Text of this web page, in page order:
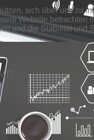
sich über uns zu
Website
und die Stabilität und